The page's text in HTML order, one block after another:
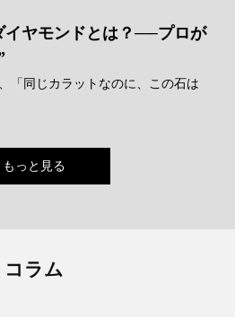
イヤモンドとは？──プロが
「同じカラットなのに、この石は
もっと見る
コラム